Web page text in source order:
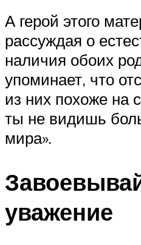
А герой этого
рассуждая о
наличия обоих
упоминает, что
из них похоже на
ты не видишь
мира».
уважение